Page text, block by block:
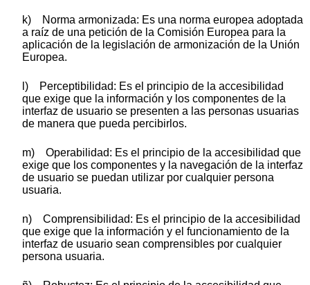
k) Norma armonizada: Es una norma europea adoptada
a raíz de una petición de la Comisión Europea para la
aplicación de la legislación de armonización de la Unión
Europea.
l) Perceptibilidad: Es el principio de la accesibilidad
que exige que la información y los componentes de la
interfaz de usuario se presenten a las personas usuarias
de manera que pueda percibirlos.
m) Operabilidad: Es el principio de la accesibilidad que
exige que los componentes y la navegación de la interfaz
de usuario se puedan utilizar por cualquier persona
usuaria.
n) Comprensibilidad: Es el principio de la accesibilidad
que exige que la información y el funcionamiento de la
interfaz de usuario sean comprensibles por cualquier
persona usuaria.